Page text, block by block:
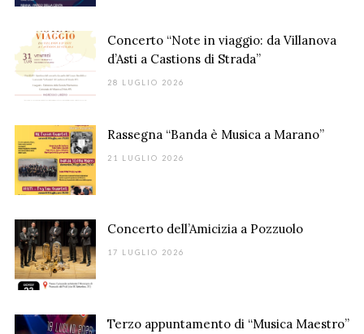
Concerto “Note in viaggio: da Villanova
d’Asti a Castions di Strada”
28 LUGLIO 2026
Rassegna “Banda è Musica a Marano”
21 LUGLIO 2026
Concerto dell’Amicizia a Pozzuolo
17 LUGLIO 2026
Terzo appuntamento di “Musica Maestro”